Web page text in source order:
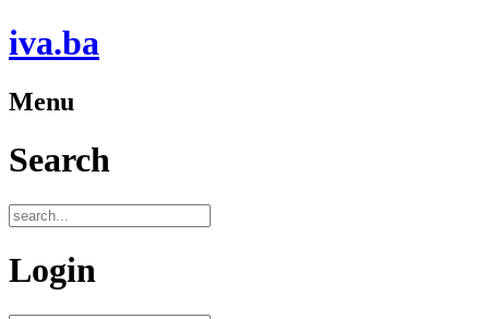
iva.ba
Menu
Search
Login